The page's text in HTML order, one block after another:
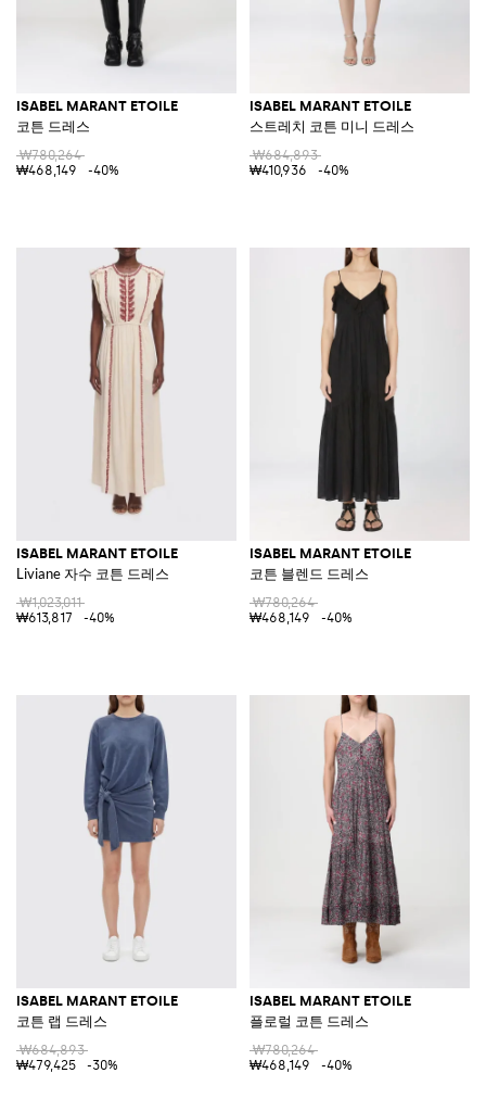
ISABEL MARANT ETOILE
코튼 드레스
₩780,264
₩468,149
-40%
ISABEL MARANT ETOILE
스트레치 코튼 미니 드레스
₩684,893
₩410,936
-40%
ISABEL MARANT ETOILE
Liviane 자수 코튼 드레스
₩1,023,011
₩613,817
-40%
ISABEL MARANT ETOILE
코튼 블렌드 드레스
₩780,264
₩468,149
-40%
ISABEL MARANT ETOILE
코튼 랩 드레스
₩684,893
₩479,425
-30%
ISABEL MARANT ETOILE
플로럴 코튼 드레스
₩780,264
₩468,149
-40%